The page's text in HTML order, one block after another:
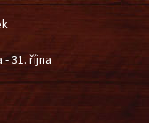
31. října